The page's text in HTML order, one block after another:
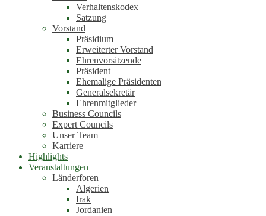
Verhaltenskodex
Satzung
Vorstand
Präsidium
Erweiterter Vorstand
Ehrenvorsitzende
Präsident
Ehemalige Präsidenten
Generalsekretär
Ehrenmitglieder
Business Councils
Expert Councils
Unser Team
Karriere
Highlights
Veranstaltungen
Länderforen
Algerien
Irak
Jordanien